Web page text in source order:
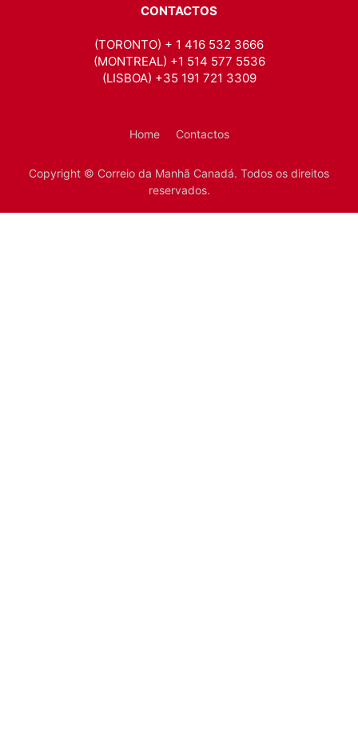
CONTACTOS
(TORONTO) + 1 416 532 3666
(MONTREAL) +1 514 577 5536
(LISBOA) +35 191 721 3309
Home Contactos
Copyright © Correio da Manhã Canadá. Todos os direitos
reservados.